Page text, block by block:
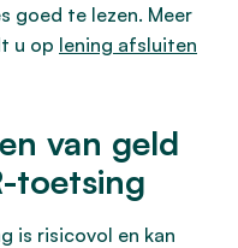
goed te lezen. Meer
u op lening afsluiten
van geld
toetsing
is risicovol en kan